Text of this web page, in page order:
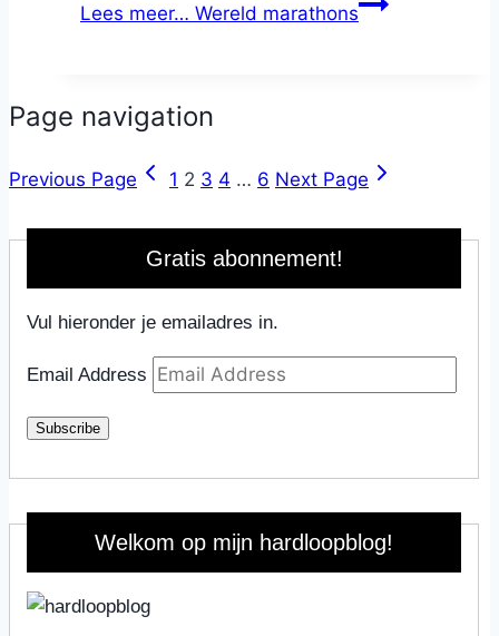
Lees meer… Wereld marathons
Page navigation
Previous Page 1 2 3 4 … 6 Next Page
Gratis abonnement!
Vul hieronder je emailadres in.
Email Address
Subscribe
Welkom op mijn hardloopblog!